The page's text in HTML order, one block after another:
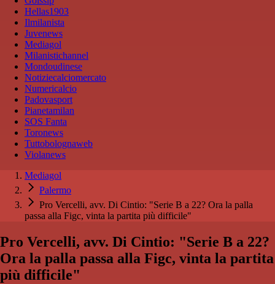
Hellas1903
Ilmilanista
Juvenews
Mediagol
Milanistichannel
Mondoudinese
Notiziecalciomercato
Numericalcio
Padovasport
Pianetamilan
SOS Fanta
Toronews
Tuttobolognaweb
Violanews
Mediagol
Palermo
Pro Vercelli, avv. Di Cintio: "Serie B a 22? Ora la palla
passa alla Figc, vinta la partita più difficile"
Pro Vercelli, avv. Di Cintio: "Serie B a 22?
Ora la palla passa alla Figc, vinta la partita
più difficile"